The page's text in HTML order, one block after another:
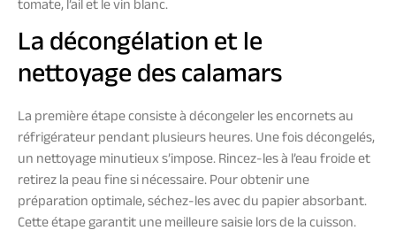
tomate, l’ail et le vin blanc.
La décongélation et le
nettoyage des calamars
La première étape consiste à décongeler les encornets au
réfrigérateur pendant plusieurs heures. Une fois décongelés,
un nettoyage minutieux s’impose. Rincez-les à l’eau froide et
retirez la peau fine si nécessaire. Pour obtenir une
préparation optimale, séchez-les avec du papier absorbant.
Cette étape garantit une meilleure saisie lors de la cuisson.